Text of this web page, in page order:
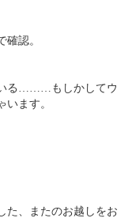
認。
いる………もしかしてウ
ます。
た、またのお越しをお